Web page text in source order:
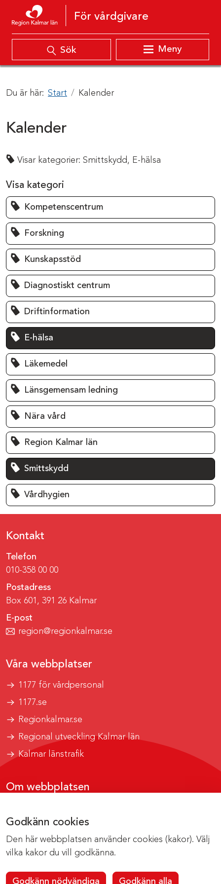
Godkänn cookies
Den här webbplatsen använder cookies (kakor). Välj
vilka kakor du vill godkänna.
Godkänn nödvändiga Godkänn alla
Hoppa till innehåll
För vårdgivare
Sök Meny
Du är här: Start Kalender
Kalender
Visar kategorier: Smittskydd, E-hälsa
Visa kategori
Kompetenscentrum
Forskning
Kunskapsstöd
Diagnostiskt centrum
Driftinformation
E-hälsa
Läkemedel
Länsgemensam ledning
Nära vård
Region Kalmar län
Smittskydd
Vårdhygien
Kontakt
Telefon
010-358 00 00
Postadress
Box 601, 391 26 Kalmar
E-post
region@regionkalmar.se
Våra webbplatser
1177 för vårdpersonal
1177.se
Regionkalmar.se
Regional utveckling Kalmar län
Kalmar länstrafik
Om webbplatsen
Om cookies
Kontakta webbredaktionen